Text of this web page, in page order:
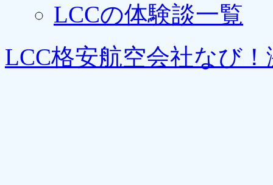
LCCの体験談一覧
LCC格安航空会社なび